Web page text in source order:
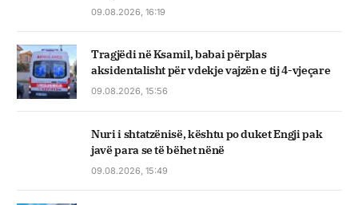
09.08.2026, 16:19
Tragjëdi në Ksamil, babai përplas
aksidentalisht për vdekje vajzën e tij 4-vjeçare
09.08.2026, 15:56
Nuri i shtatzënisë, kështu po duket Engji pak
javë para se të bëhet nënë
09.08.2026, 15:49